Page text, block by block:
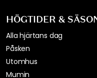
HÖGTIDER &
Alla hjärtans dag
Påsken
Utomhus
Mumin